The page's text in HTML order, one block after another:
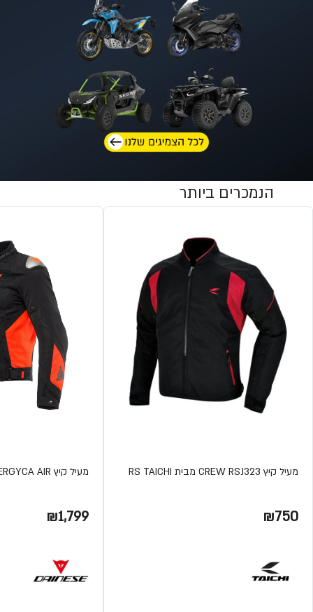
הנמכרים ביותר
מעיל קיץ CREW RSJ323 מבית RS TAICHI
₪750
מעיל קיץ ENERGYCA AIR מבית DAINESE
₪1,799